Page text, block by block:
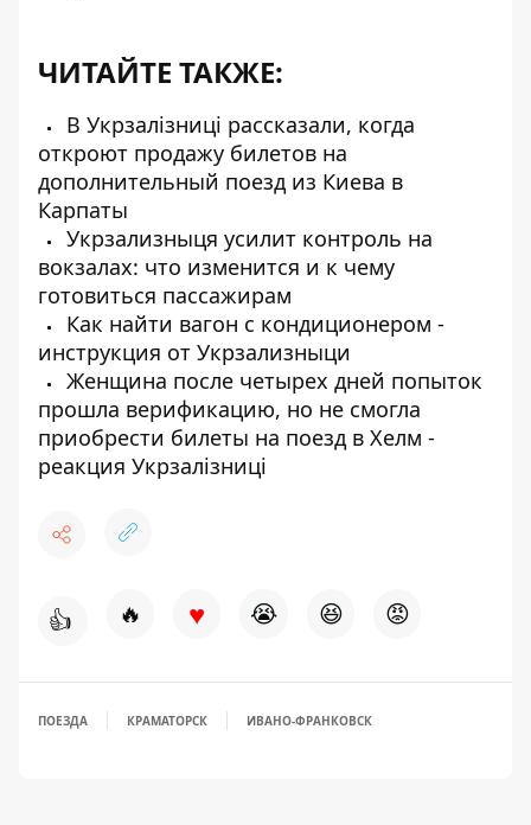
ЧИТАЙТЕ ТАКЖЕ:
В Укрзалізниці рассказали, когда
откроют продажу билетов на
дополнительный поезд из Киева в
Карпаты
Укрзализныця усилит контроль на
вокзалах: что изменится и к чему
готовиться пассажирам
Как найти вагон с кондиционером -
инструкция от Укрзализныци
Женщина после четырех дней попыток
прошла верификацию, но не смогла
приобрести билеты на поезд в Хелм -
реакция Укрзалізниці
👍 🔥 ♥ 😭 😆 😡
ПОЕЗДА КРАМАТОРСК ИВАНО-ФРАНКОВСК